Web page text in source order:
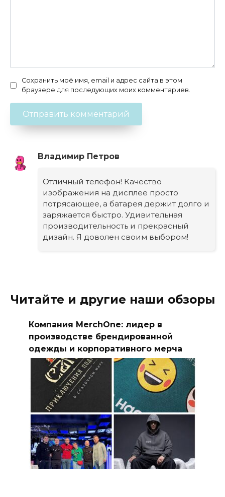
Сохранить моё имя, email и адрес сайта в этом
браузере для последующих моих комментариев.
Владимир Петров
Отличный телефон! Качество
изображения на дисплее просто
потрясающее, а батарея держит долго и
заряжается быстро. Удивительная
производительность и прекрасный
дизайн. Я доволен своим выбором!
Читайте и другие наши обзоры
Компания MerchOne: лидер в
производстве брендированной
одежды и корпоративного мерча